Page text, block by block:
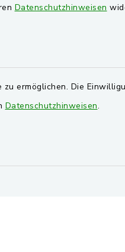
Datenschutzhinweisen
ermöglichen. Die
Datenschutzhinweisen.